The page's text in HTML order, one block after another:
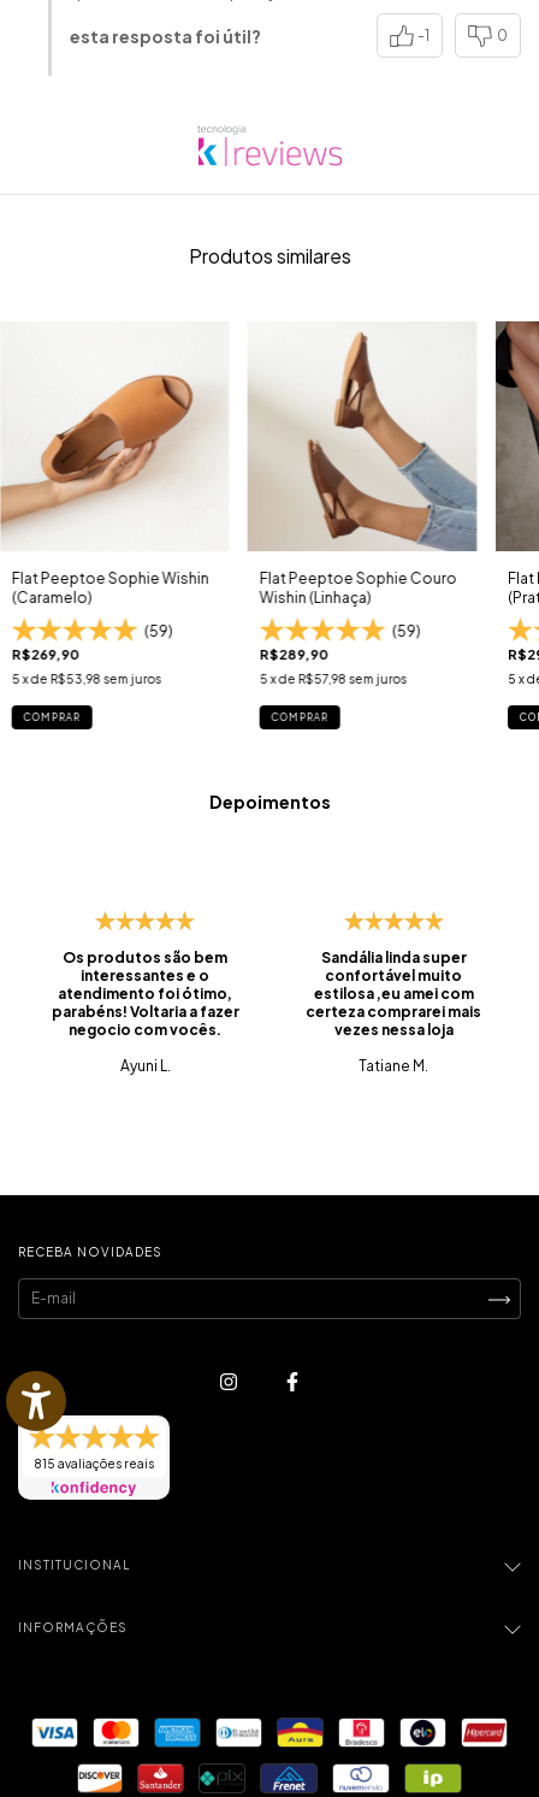
esta resposta foi útil? -1 0
Produtos similares
Flat Peeptoe Sophie Wishin
(Caramelo)
(59)
R$269,90
5 x de R$53,98 sem juros
COMPRAR
Flat Peeptoe Sophie Couro
Wishin (Linhaça)
(59)
R$289,90
5 x de R$57,98 sem juros
COMPRAR
Flat
5 x
Depoimentos
Os produtos são bem
interessantes e o
atendimento foi ótimo,
parabéns! Voltaria a fazer
negocio com vocês.
Ayuni L.
Sandália linda super
confortável muito
estilosa ,eu amei com
certeza comprarei mais
vezes nessa loja
Tatiane M.
RECEBA NOVIDADES
815 avaliações reais
INSTITUCIONAL
INFORMAÇÕES